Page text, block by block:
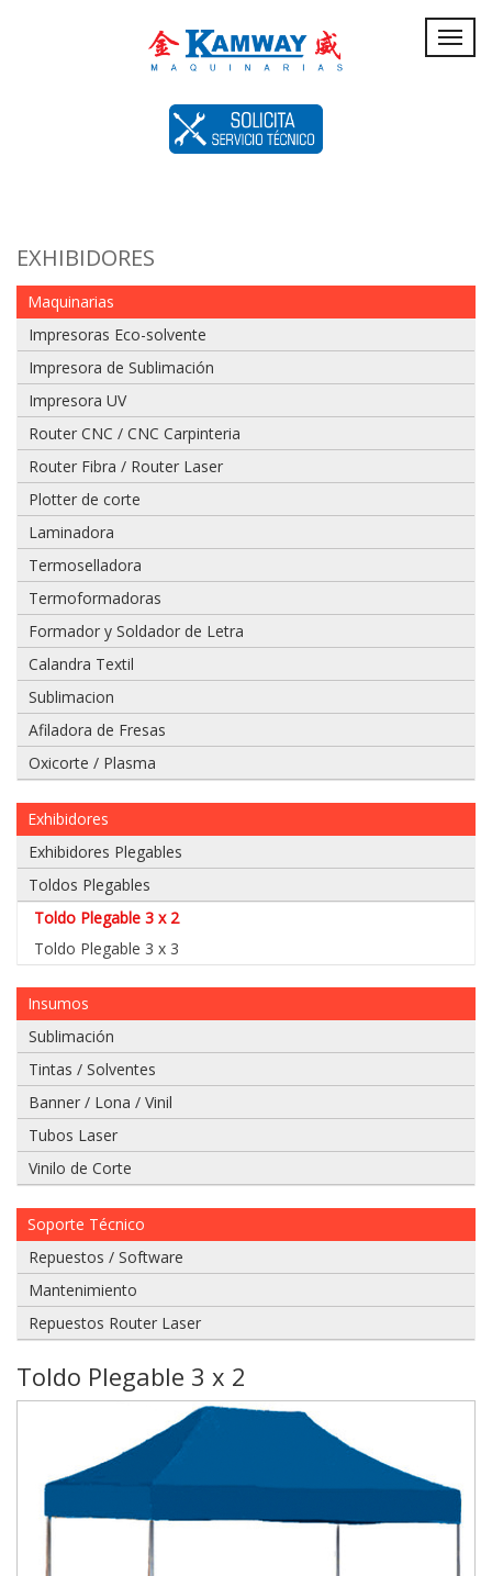
Adjuntar
imagen
de
factura,
guía
o
boleta:
Adjuntar
imágenes
de
problema:
Si
tiene
un
video
problema
que
tiene
envielo
a
nuestro
975
EXHIBIDORES
Maquinarias
Impresoras Eco-solvente
Impresora de Sublimación
Impresora UV
Router CNC / CNC Carpinteria
Router Fibra / Router Laser
Plotter de corte
Laminadora
Termoselladora
Termoformadoras
Formador y Soldador de Letra
Calandra Textil
Sublimacion
Afiladora de Fresas
Oxicorte / Plasma
Exhibidores
Exhibidores Plegables
Toldos Plegables
Toldo Plegable 3 x 2
Toldo Plegable 3 x 3
Insumos
Sublimación
Tintas / Solventes
Banner / Lona / Vinil
Tubos Laser
Vinilo de Corte
Soporte Técnico
Repuestos / Software
Mantenimiento
Repuestos Router Laser
Toldo Plegable 3 x 2